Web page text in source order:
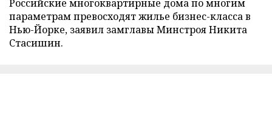
Российские многоквартирные дома по многим
параметрам превосходят жилье бизнес-класса в
Нью-Йорке, заявил замглавы Минстроя Никита
Стасишин.